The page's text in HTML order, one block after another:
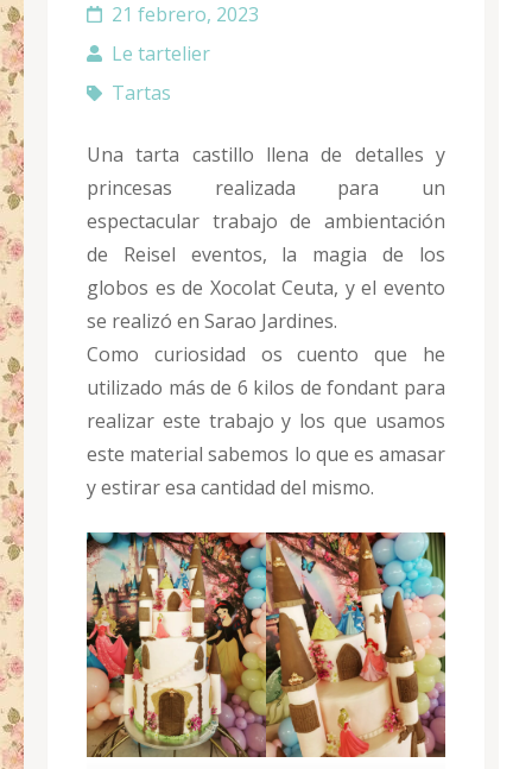
21 febrero, 2023
Le tartelier
Tartas
Una tarta castillo llena de detalles y
princesas realizada para un
espectacular trabajo de ambientación
de Reisel eventos, la magia de los
globos es de Xocolat Ceuta, y el evento
se realizó en Sarao Jardines.
Como curiosidad os cuento que he
utilizado más de 6 kilos de fondant para
realizar este trabajo y los que usamos
este material sabemos lo que es amasar
y estirar esa cantidad del mismo.